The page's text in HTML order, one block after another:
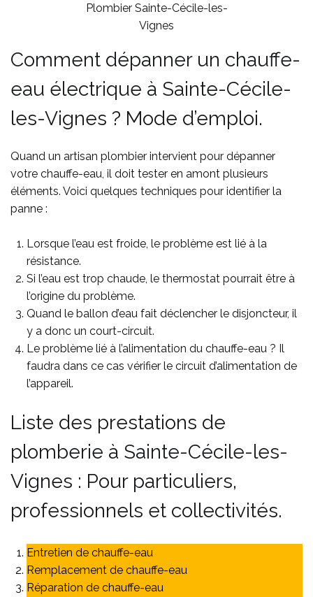
Plombier Sainte-Cécile-les-
Vignes
Comment dépanner un chauffe-
eau électrique à Sainte-Cécile-
les-Vignes ? Mode d’emploi.
Quand un artisan plombier intervient pour dépanner
votre chauffe-eau, il doit tester en amont plusieurs
éléments. Voici quelques techniques pour identifier la
panne :
Lorsque l’eau est froide, le problème est lié à la
résistance.
Si l’eau est trop chaude, le thermostat pourrait être à
l’origine du problème.
Quand le ballon d’eau fait déclencher le disjoncteur, il
y a donc un court-circuit.
Le problème lié à l’alimentation du chauffe-eau ? Il
faudra dans ce cas vérifier le circuit d’alimentation de
l’appareil.
Liste des prestations de
plomberie à Sainte-Cécile-les-
Vignes : Pour particuliers,
professionnels et collectivités.
Entretien de chauffe-eau
Remplacement de chauffe-eau
Réparation de chauffe-eau